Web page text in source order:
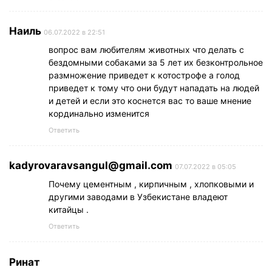
Наиль 06.07.2022 в 22:51
вопрос вам любителям животных что делать с
бездомными собаками за 5 лет их безконтрольное
размножение приведет к котострофе а голод
приведет к тому что они будут нападать на людей
и детей и если это коснется вас то ваше мнение
кординально изменится
Ответить
kadyrovaravsangul@gmail.com 07.07.2022 в 05:05
Почему цементным , кирпичным , хлопковыми и
другими заводами в Узбекистане владеют
китайцы .
Ответить
Ринат